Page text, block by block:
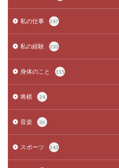
私の仕事 247
私の経験 210
身体のこと 115
将棋 24
音楽 26
スポーツ 243